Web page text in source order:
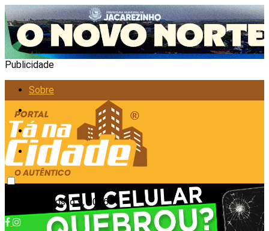
Publicidade
Sobre
Anunciar
Política de Privacidade
Contato
domingo, agosto 9, 2026